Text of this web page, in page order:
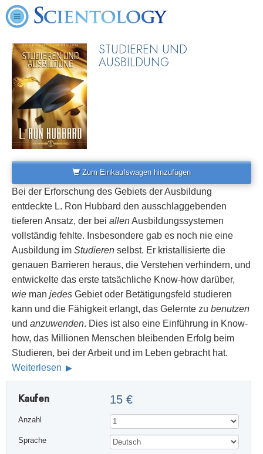
STUDIEREN UND
AUSBILDUNG
Zum Einkaufswagen hinzufügen
Bei der Erforschung des Gebiets der Ausbildung
entdeckte L. Ron Hubbard den ausschlaggebenden
tieferen Ansatz, der bei allenAusbildungssystemen
vollständig fehlte. Insbesondere gab es noch nie eine
Ausbildung im Studieren selbst. Er kristallisierte die
genauen Barrieren heraus, die Verstehen verhindern, und
entwickelte das erste tatsächliche Know-how darüber,
wie man jedes Gebiet oder Betätigungsfeld studieren
kann und die Fähigkeit erlangt, das Gelernte zu benutzen
und anzuwenden. Dies ist also eine Einführung in Know-
how, das Millionen Menschen bleibenden Erfolg beim
Studieren, bei der Arbeit und im Leben gebracht hat.
Weiterlesen
Kaufen 15 €
Anzahl
Sprache